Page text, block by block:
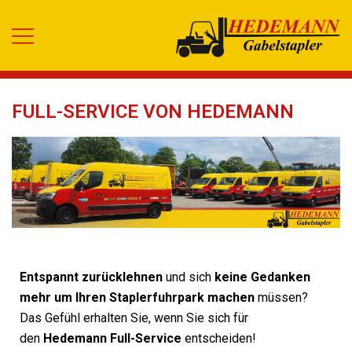
Hedemann GmbH
Der Partner in Ihrer Nähe
FULL-SERVICE VON HEDEMANN
Entspannt zurücklehnen und sich keine Gedanken
mehr um Ihren Staplerfuhrpark machen müssen?
Das Gefühl erhalten Sie, wenn Sie sich für
den Hedemann Full-Service entscheiden!